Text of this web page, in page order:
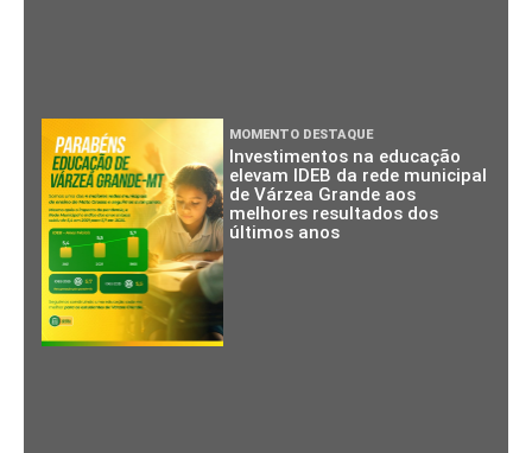
MOMENTO DESTAQUE
Investimentos na educação
elevam IDEB da rede municipal
de Várzea Grande aos
melhores resultados dos
últimos anos